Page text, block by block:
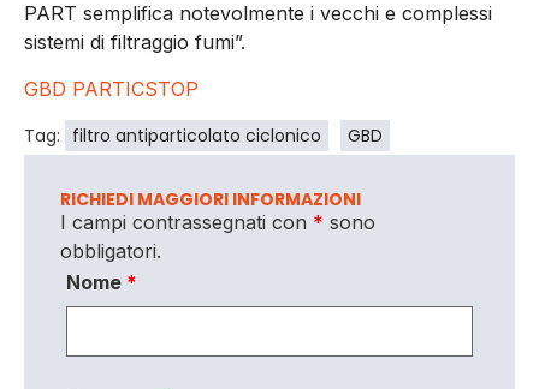
PART semplifica notevolmente i vecchi e complessi
sistemi di filtraggio fumi”.
GBD PARTICSTOP
Tag: filtro antiparticolato ciclonico GBD
RICHIEDI MAGGIORI INFORMAZIONI
I campi contrassegnati con * sono
obbligatori.
Nome *